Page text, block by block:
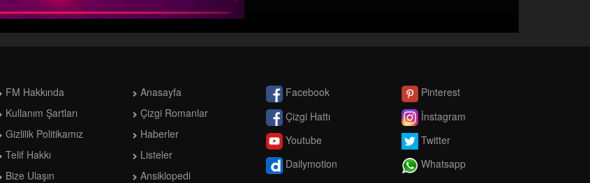
FM Hakkında
Kullanım Şartları
Gizlilik Politikamız
Telif Hakkı
Bize Ulaşın
Anasayfa
Çizgi Romanlar
Haberler
Listeler
Ansiklopedi
Facebook
Çizgi Hattı
Youtube
Dailymotion
Pinterest
İnstagram
Twitter
Whatsapp